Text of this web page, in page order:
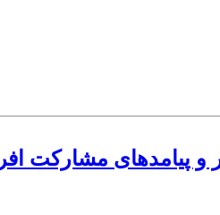
و پیامدهای مشارکت